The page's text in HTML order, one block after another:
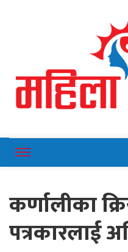
कर्णालीका
पत्रकारलाई